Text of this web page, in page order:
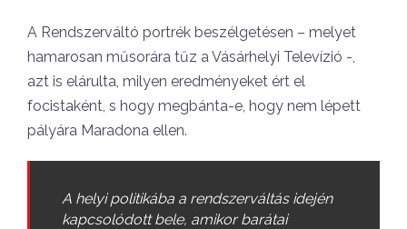
A Rendszerváltó portrék beszélgetésen – melyet
hamarosan műsorára tűz a Vásárhelyi Televízió -,
azt is elárulta, milyen eredményeket ért el
focistaként, s hogy megbánta-e, hogy nem lépett
pályára Maradona ellen.
A helyi politikába a rendszerváltás idején
kapcsolódott bele, amikor barátai